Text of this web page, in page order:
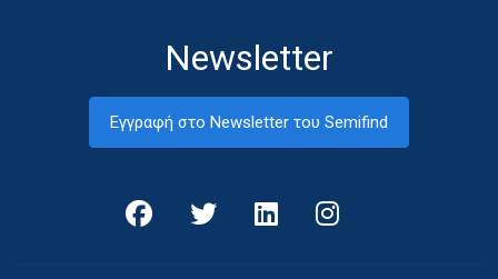
Newsletter
Εγγραφή στο Newsletter του Semifind